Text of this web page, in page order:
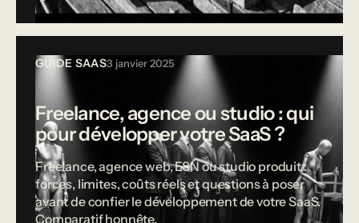
GUIDE SAAS3 janvier 2025
Freelance, agence ou studio : qui
pour développer votre SaaS ?
Freelance, agence web, ESN ou studio produit :
forces, limites, coûts réels et questions à poser
avant de confier le développement de votre SaaS.
Comparatif honnête.